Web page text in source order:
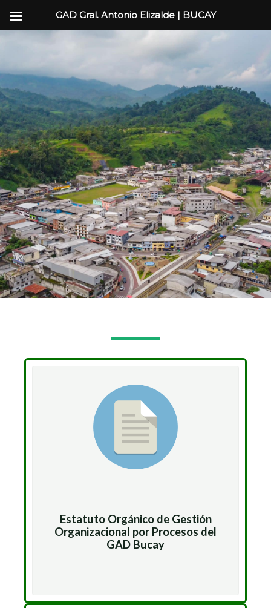
Estatuto Orgánico de Gestión
Organizacional por Procesos del
GAD Bucay
GAD Gral. Antonio Elizalde | BUCAY